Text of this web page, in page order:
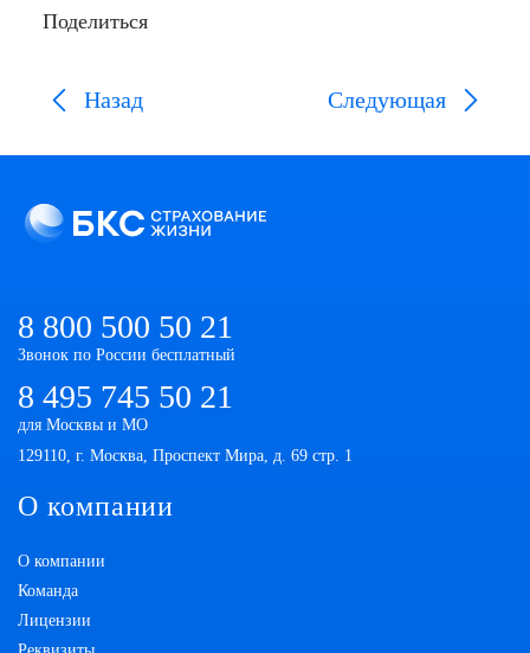
Поделиться
Назад Следующая
8 800 500 50 21
Звонок по России бесплатный
8 495 745 50 21
для Москвы и МО
129110, г. Москва, Проспект Мира, д. 69 стр. 1
О компании
О компании
Команда
Лицензии